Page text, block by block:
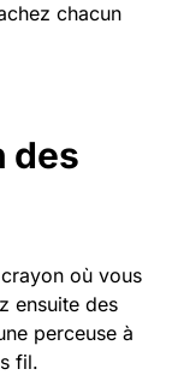
chacun
des
où vous
ensuite des
perceuse à
fil.